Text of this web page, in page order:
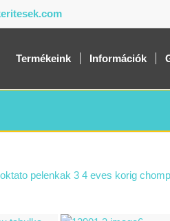
Termékeink Információk